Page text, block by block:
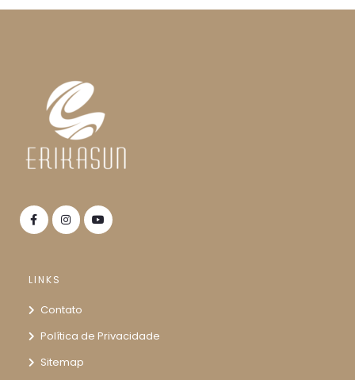
LINKS
Contato
Política de Privacidade
Sitemap